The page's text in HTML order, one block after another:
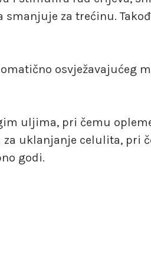
za trećinu.
osvježavajućeg
uljima, pri čemu
uklanjanje celulita, pri
godi.